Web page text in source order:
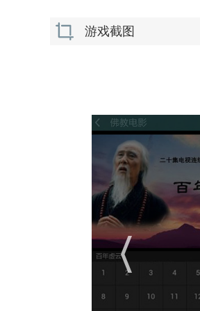
游戏截图